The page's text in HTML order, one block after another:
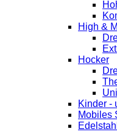
High &
Hocker
Kinder -
Mobiles